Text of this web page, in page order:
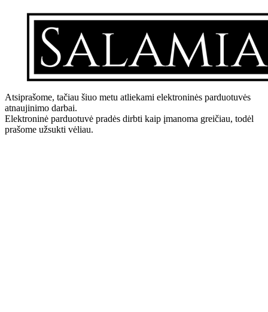
Atsiprašome, tačiau šiuo metu atliekami elektroninės parduotuvės
atnaujinimo darbai.
Elektroninė parduotuvė pradės dirbti kaip įmanoma greičiau, todėl
prašome užsukti vėliau.